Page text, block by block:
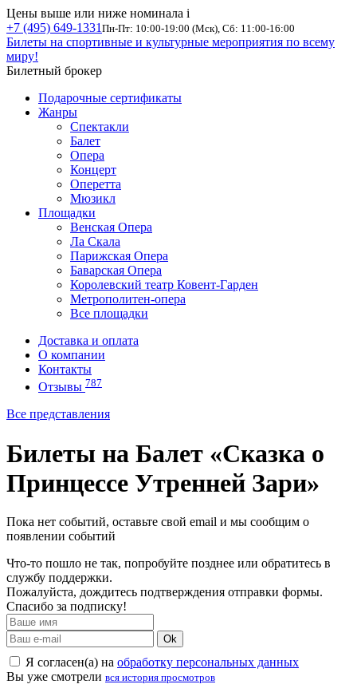
Цены выше или ниже номинала i
+7 (495) 649-1331 Пн-Пт: 10:00-19:00 (Мск), Сб: 11:00-16:00
Билеты на спортивные и культурные мероприятия по всему
миру!
Билетный брокер
Подарочные сертификаты
Жанры
Спектакли
Балет
Опера
Концерт
Оперетта
Мюзикл
Площадки
Венская Опера
Ла Скала
Парижская Опера
Баварская Опера
Королевский театр Ковент-Гарден
Метрополитен-опера
Все площадки
Доставка и оплата
О компании
Контакты
Отзывы 787
Все представления
Билеты на Балет «Сказка о
Принцессе Утренней Зари»
Пока нет событий, оставьте свой email и мы сообщим о
появлении событий
Что-то пошло не так, попробуйте позднее или обратитесь в
службу поддержки.
Пожалуйста, дождитесь подтверждения отправки формы.
Спасибо за подписку!
Ok
Я согласен(а) на обработку персональных данных
Вы уже смотрели вся история просмотров